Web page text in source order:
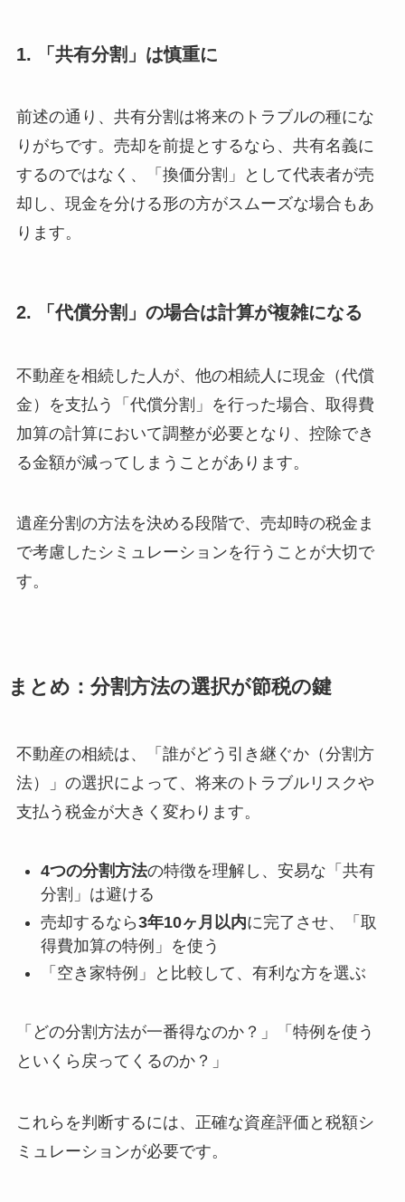
1. 「共有分割」は慎重に
前述の通り、共有分割は将来のトラブルの種にな
りがちです。売却を前提とするなら、共有名義に
するのではなく、「換価分割」として代表者が売
却し、現金を分ける形の方がスムーズな場合もあ
ります。
2. 「代償分割」の場合は計算が複雑になる
不動産を相続した人が、他の相続人に現金（代償
金）を支払う「代償分割」を行った場合、取得費
加算の計算において調整が必要となり、控除でき
る金額が減ってしまうことがあります。
遺産分割の方法を決める段階で、売却時の税金ま
で考慮したシミュレーションを行うことが大切で
す。
まとめ：分割方法の選択が節税の鍵
不動産の相続は、「誰がどう引き継ぐか（分割方
法）」の選択によって、将来のトラブルリスクや
支払う税金が大きく変わります。
4つの分割方法の特徴を理解し、安易な「共有
分割」は避ける
売却するなら3年10ヶ月以内に完了させ、「取
得費加算の特例」を使う
「空き家特例」と比較して、有利な方を選ぶ
「どの分割方法が一番得なのか？」「特例を使う
といくら戻ってくるのか？」
これらを判断するには、正確な資産評価と税額シ
ミュレーションが必要です。